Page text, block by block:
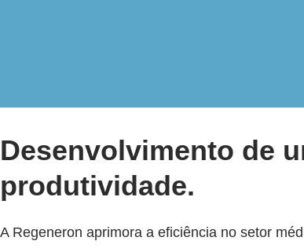
Desenvolvimento de
produtividade.
A Regeneron aprimora a eficiência no setor